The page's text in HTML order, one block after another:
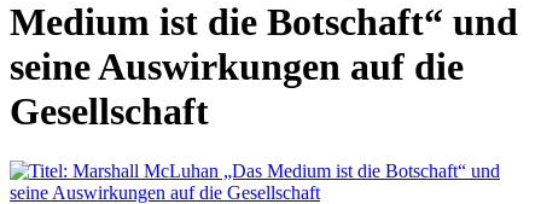
Medium ist die Botschaft“ und
seine Auswirkungen auf die
Gesellschaft